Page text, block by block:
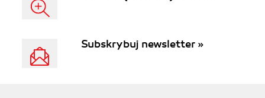
Subskrybuj newsletter »